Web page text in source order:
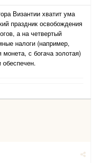
Византии хватит ума
праздник освобождения
а на четвертый
налоги (например,
с богача золотая)
обеспечен.